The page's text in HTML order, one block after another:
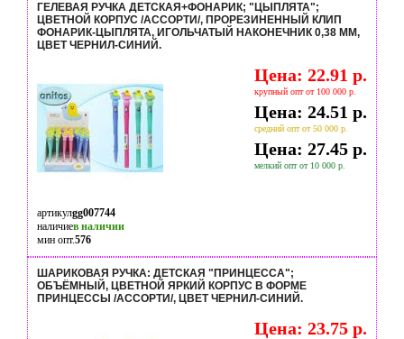
ГЕЛЕВАЯ РУЧКА ДЕТСКАЯ+ФОНАРИК; "ЦЫПЛЯТА";
ЦВЕТНОЙ КОРПУС /АССОРТИ/, ПРОРЕЗИНЕННЫЙ КЛИП
ФОНАРИК-ЦЫПЛЯТА, ИГОЛЬЧАТЫЙ НАКОНЕЧНИК 0,38 MM,
ЦВЕТ ЧЕРНИЛ-СИНИЙ.
Цена: 22.91 р.
крупный опт от 100 000 р.
Цена: 24.51 р.
средний опт от 50 000 р.
Цена: 27.45 р.
мелкий опт от 10 000 р.
артикулgg007744
наличиев наличии
мин опт.576
ШАРИКОВАЯ РУЧКА: ДЕТСКАЯ "ПРИНЦЕССА";
ОБЪЁМНЫЙ, ЦВЕТНОЙ ЯРКИЙ КОРПУС В ФОРМЕ
ПРИНЦЕССЫ /АССОРТИ/, ЦВЕТ ЧЕРНИЛ-СИНИЙ.
Цена: 23.75 р.